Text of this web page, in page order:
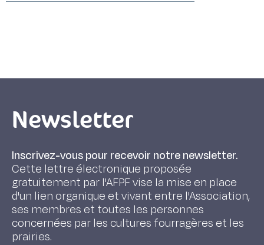
Newsletter
Inscrivez-vous pour recevoir notre newsletter.
Cette lettre électronique proposée
gratuitement par l'AFPF vise la mise en place
d'un lien organique et vivant entre l'Association,
ses membres et toutes les personnes
concernées par les cultures fourragères et les
prairies.